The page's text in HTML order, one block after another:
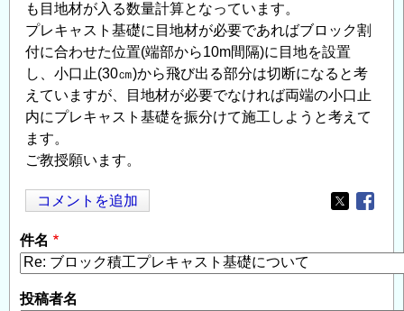
も目地材が入る数量計算となっています。
プレキャスト基礎に目地材が必要であればブロック割
付に合わせた位置(端部から10m間隔)に目地を設置
し、小口止(30㎝)から飛び出る部分は切断になると考
えていますが、目地材が必要でなければ両端の小口止
内にプレキャスト基礎を振分けて施工しようと考えて
ます。
ご教授願います。
コメントを追加
Opens in
件名
投稿者名